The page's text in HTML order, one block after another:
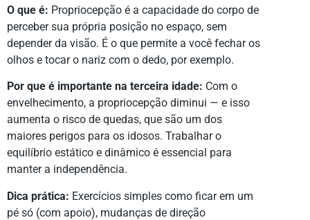
O que é: Propriocepção é a capacidade do corpo de
perceber sua própria posição no espaço, sem
depender da visão. É o que permite a você fechar os
olhos e tocar o nariz com o dedo, por exemplo.
Por que é importante na terceira idade: Com o
envelhecimento, a propriocepção diminui — e isso
aumenta o risco de quedas, que são um dos
maiores perigos para os idosos. Trabalhar o
equilíbrio estático e dinâmico é essencial para
manter a independência.
Dica prática: Exercícios simples como ficar em um
pé só (com apoio), mudanças de direção